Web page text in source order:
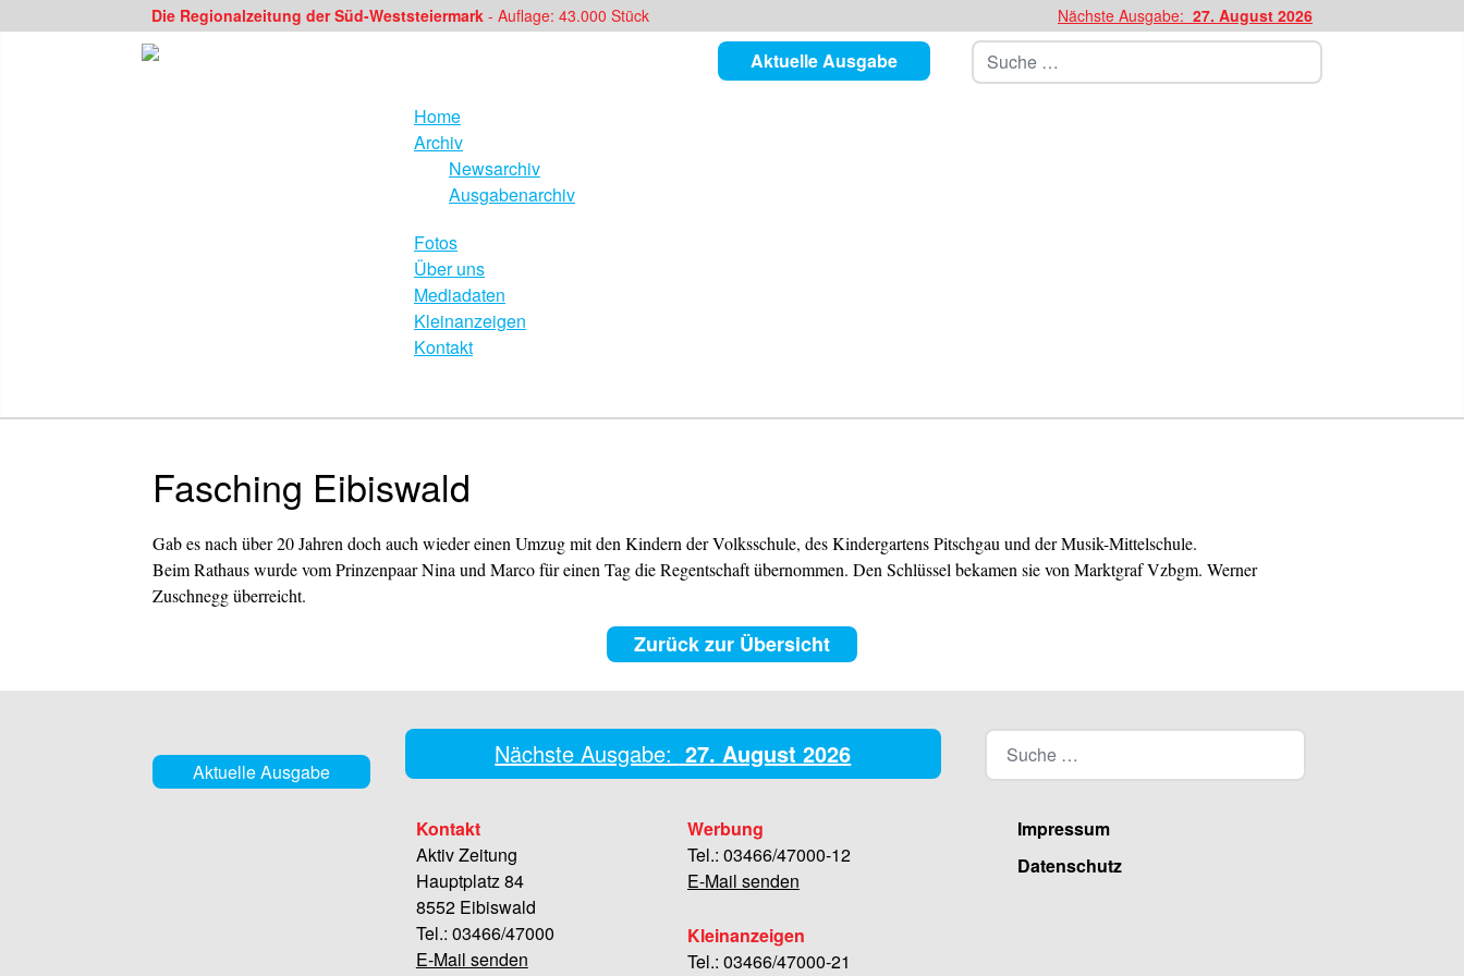
Die Regionalzeitung der Süd-Weststeiermark - Auflage: 43.000 Stück Nächste Ausgabe: 27. August 2026
Aktuelle Ausgabe Suchen
Home
Archiv
Newsarchiv
Ausgabenarchiv
Fotos
Über uns
Mediadaten
Kleinanzeigen
Kontakt
Fasching Eibiswald
Gab es nach über 20 Jahren doch auch wieder einen Umzug mit den Kindern der Volksschule, des Kindergartens Pitschgau und der Musik-Mittelschule.
Beim Rathaus wurde vom Prinzenpaar Nina und Marco für einen Tag die Regentschaft übernommen. Den Schlüssel bekamen sie von Marktgraf Vzbgm. Werner
Zuschnegg überreicht.
Zurück zur Übersicht
Aktuelle Ausgabe
Kontakt
Aktiv Zeitung
Hauptplatz 84
8552 Eibiswald
Tel.: 03466/47000
E-Mail senden
Werbung
Tel.: 03466/47000-12
E-Mail senden
Kleinanzeigen
Tel.: 03466/47000-21
Impressum
Datenschutz
Nächste Ausgabe: 27. August 2026